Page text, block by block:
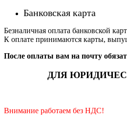
Банковская карта
Безналичная оплата банковской
К оплате принимаются карты,
После оплаты вам на почту
ДЛЯ
Внимание работаем без НДС!